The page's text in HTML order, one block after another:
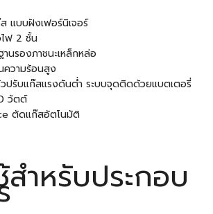
แบบฝังเฟอร์นิเจอร์
ไฟ 2 ชั้น
นรองภาชนะเหล็กหล่อ
ความร้อนสูง
ปรับแก๊สแรงดันต่ำ ระบบจุดติดด้วยแบตเตอรี่
วัตต์
ตัดแก๊สอัตโนมัติ
สำหรับประกอบ